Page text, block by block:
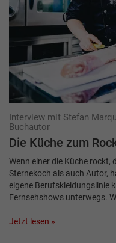
Interview mit Stefan
Buchautor
Die Küche zum
Wenn einer die Küche rockt,
Sternekoch als auch Autor,
eigene Berufskleidungslinie
Fernsehshows unterwegs.
Jetzt lesen »